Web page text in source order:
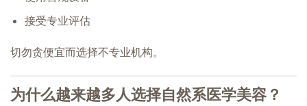
接受专业评估
切勿贪便宜而选择不专业机构。
为什么越来越多人选择自然系医学美容？